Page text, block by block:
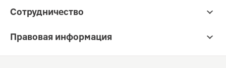
Сотрудничество
Правовая информация